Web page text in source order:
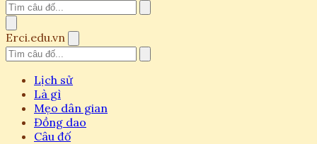
Erci.edu.vn
Lịch sử
Là gì
Mẹo dân gian
Đồng dao
Câu đố